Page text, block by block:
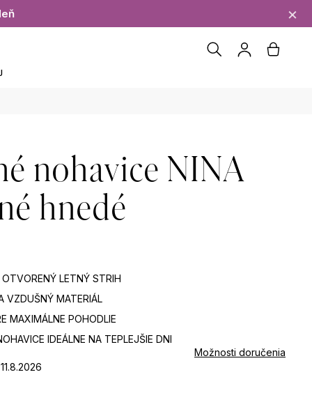
×
Hľadať
nohavice NINA
hnedé
LETNÝ STRIH
VZDUŠNÝ MATERIÁL
MAXIMÁLNE POHODLIE
IDEÁLNE NA TEPLEJŠIE DNI
11.8.2026
Možnosti doručenia